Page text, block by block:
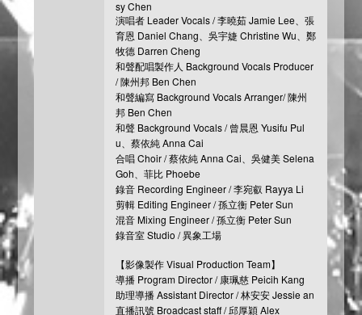
sy Chen
演唱者 Leader Vocals / 李曉茹 Jamie Lee、張
育恩 Daniel Chang、吳宇婕 Christine Wu、鄭
牧德 Darren Cheng
和聲配唱製作人 Background Vocals Producer
/ 陳州邦 Ben Chen
和聲編寫 Background Vocals Arranger/ 陳州
邦 Ben Chen
和聲 Background Vocals / 曾晨恩 Yusifu Pul
u、蔡依純 Anna Cai
合唱 Choir / 蔡依純 Anna Cai、吳健美 Selena
Goh、菲比 Phoebe
錄音 Recording Engineer / 李宛叡 Rayya Li
剪輯 Editing Engineer​ / 孫立衡 Peter Sun
混音 Mixing Engineer / 孫立衡 Peter Sun
錄音室 Studio / 異象工場
【影像製作 Visual Production Team】
導播 Program Director / 康珮慈 Peicih Kang
助理導播 Assistant Director / 林安安 Jessie an
直播訊號 Broadcast staff / 邱厚穎 Alex